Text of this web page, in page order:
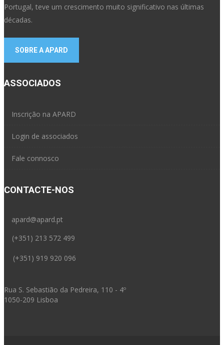
Portugal, teve um crescimento muito significativo nas últimas
décadas.
SOBRE A APARD
ASSOCIADOS
Inscrição na APARD
Login de associados
Fale connosco
CONTACTE-NOS
apard@apard.pt
(+351) 213 572 499
(+351) 919 920 096
Rua S. Sebastião da Pedreira, 110 - 4º
1050-209 Lisboa